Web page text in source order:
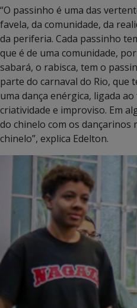
“O passinho é uma das
favela, da comunidade, da
da periferia. Cada passinho
que é de uma comunidade,
sabará, o rabisca, tem o
parte do carnaval do Rio, que
uma dança enérgica, ligada
criatividade e improviso. Em
do chinelo com os dançarinos
chinelo”, explica Edelton.